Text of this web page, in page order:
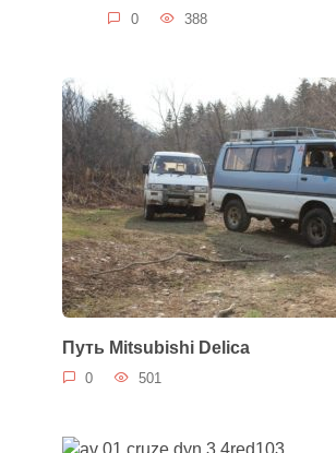
0 388
Путь Mitsubishi Delica
0 501